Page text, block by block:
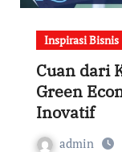
Inspirasi Bisnis
Cuan dari
Green
Inovatif
admin